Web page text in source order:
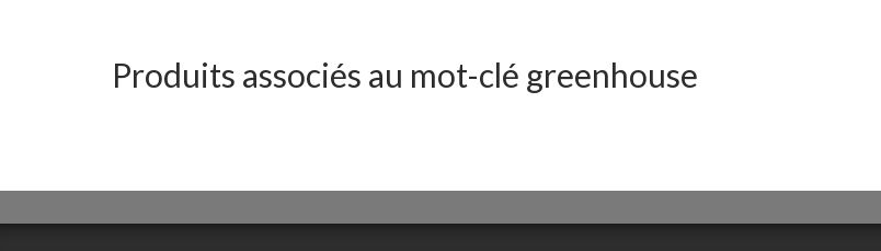
Produits associés au mot-clé greenhouse